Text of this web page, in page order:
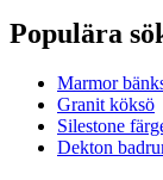
Populära
Marmor
Granit köksö
Silestone
Dekton